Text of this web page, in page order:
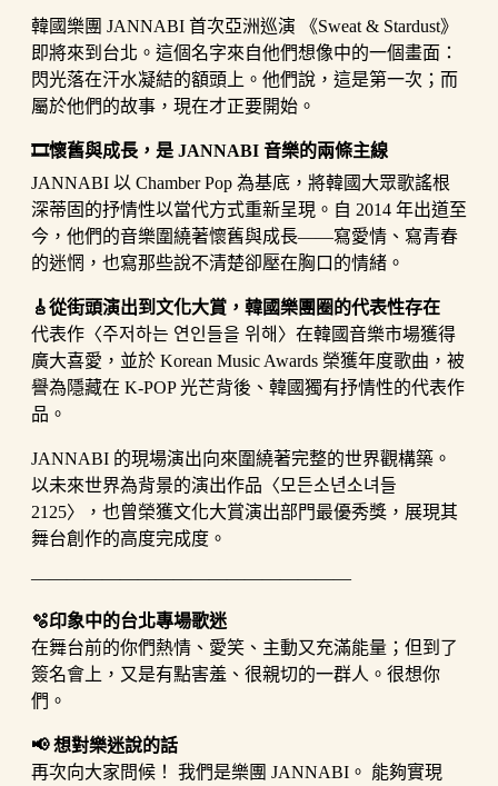
韓國樂團 JANNABI 首次亞洲巡演 《Sweat & Stardust》
即將來到台北。這個名字來自他們想像中的一個畫面：
閃光落在汗水凝結的額頭上。他們說，這是第一次；而
屬於他們的故事，現在才正要開始。
🎞️懷舊與成長，是 JANNABI 音樂的兩條主線
​JANNABI 以 Chamber Pop 為基底，將韓國大眾歌謠根
深蒂固的抒情性以當代方式重新呈現。自 2014 年出道至
今，他們的音樂圍繞著懷舊與成長——寫愛情、寫青春
的迷惘，也寫那些說不清楚卻壓在胸口的情緒。
🎸從街頭演出到文化大賞，韓國樂團圈的代表性存在
​代表作〈주저하는 연인들을 위해〉在韓國音樂市場獲得
廣大喜愛，並於 Korean Music Awards 榮獲年度歌曲，被
譽為隱藏在 K-POP 光芒背後、韓國獨有抒情性的代表作
品。
JANNABI 的現場演出向來圍繞著完整的世界觀構築。
以未來世界為背景的演出作品〈모든소년소녀들
2125〉，也曾榮獲文化大賞演出部門最優秀獎，展現其
舞台創作的高度完成度。
——————————————————
🫧印象中的台北專場歌迷
在舞台前的你們熱情、愛笑、主動又充滿能量；但到了
簽名會上，又是有點害羞、很親切的一群人。很想你
們。
📢 想對樂迷說的話
再次向大家問候！ 我們是樂團 JANNABI。 能夠實現